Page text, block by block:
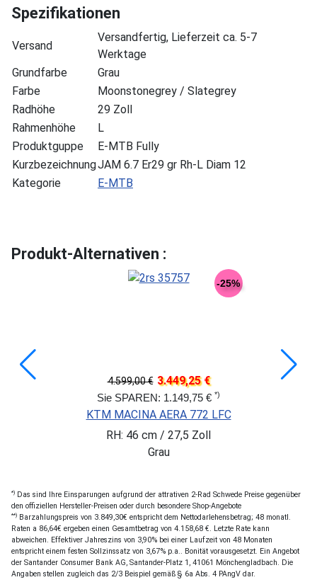
Spezifikationen
Versand
Versandfertig, Lieferzeit ca. 5-7
Werktage
Grundfarbe
Grau
Farbe
Moonstonegrey / Slategrey
Radhöhe
29 Zoll
Rahmenhöhe
L
Produktguppe
E-MTB Fully
KurzbezeichnungJAM 6.7 Er29 gr Rh-L Diam 12
Kategorie
E-MTB
Produkt-Alternativen :
-25%
4.599,00 € 3.449,25 €
Sie SPAREN: 1.149,75 € *)
KTM MACINA AERA 772 LFC
RH: 46 cm / 27,5 Zoll
Grau
*) Das sind Ihre Einsparungen aufgrund der attrativen 2-Rad Schwede Preise gegenüber
den offiziellen Hersteller-Preisen oder durch besondere Shop-Angebote
**) Barzahlungspreis von 3.849,30€ entspricht dem Nettodarlehensbetrag; 48 monatl.
Raten a 86,64€ ergeben einen Gesamtbetrag von 4.158,68 €. Letzte Rate kann
abweichen. Effektiver Jahreszins von 3,90% bei einer Laufzeit von 48 Monaten
entspricht einem festen Sollzinssatz von 3,67% p.a.. Bonität vorausgesetzt. Ein Angebot
der Santander Consumer Bank AG, Santander-Platz 1, 41061 Mönchengladbach. Die
Angaben stellen zugleich das 2/3 Beispiel gemäß § 6a Abs. 4 PAngV dar.